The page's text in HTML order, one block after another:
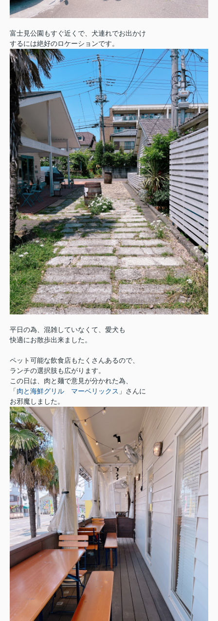
富士見公園もすぐ近くで、犬連れでお出かけ
するには絶好のロケーションです。
平日の為、混雑していなくて、愛犬も
快適にお散歩出来ました。
ペット可能な飲食店もたくさんあるので、
ランチの選択肢も広がります。
この日は、肉と麺で意見が分かれた為、
「肉と海鮮グリル マーベリックス 」さんに
お邪魔しました。